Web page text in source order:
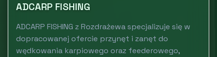
ADCARP FISHING
ADCARP FISHING z Rozdrażewa specjalizuje się w
dopracowanej ofercie przynęt i zanęt do
wędkowania karpiowego oraz feederowego,